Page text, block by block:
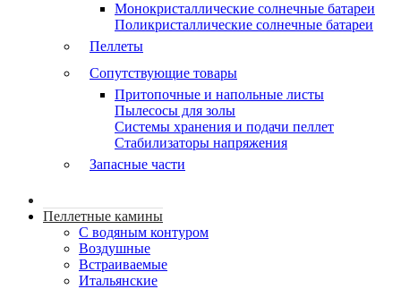
Монокристаллические солнечные батареи
Поликристаллические солнечные батареи
Пеллеты
Сопутствующие товары
Притопочные и напольные листы
Пылесосы для золы
Системы хранения и подачи пеллет
Стабилизаторы напряжения
Запасные части
Пеллетные камины
C водяным контуром
Воздушные
Встраиваемые
Итальянские